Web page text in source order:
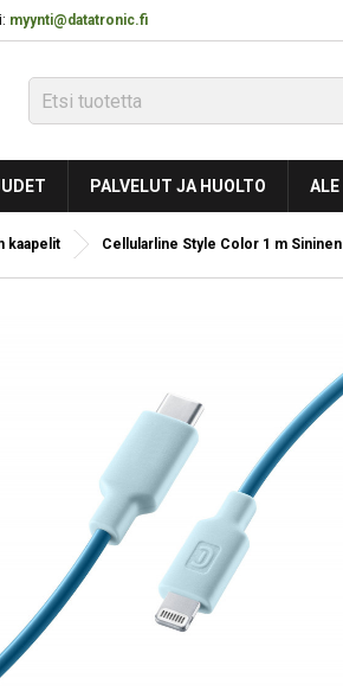
myynti@datatronic.fi
PALVELUT JA HUOLTO ALE
kaapelit Cellularline Style Color 1 m Sininen